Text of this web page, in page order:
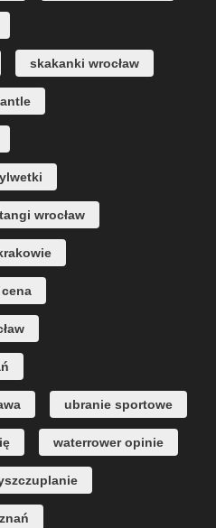
skakanki wrocław
wrocław
ubranie sportowe
waterrower opinie